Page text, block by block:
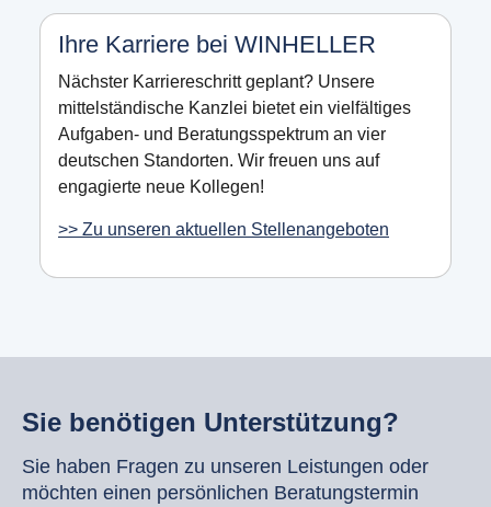
Ihre Karriere bei WINHELLER
Nächster Karriereschritt geplant? Unsere
mittelständische Kanzlei bietet ein vielfältiges
Aufgaben- und Beratungsspektrum an vier
deutschen Standorten. Wir freuen uns auf
engagierte neue Kollegen!
>> Zu unseren aktuellen Stellenangeboten
Sie benötigen Unterstützung?
Sie haben Fragen zu unseren Leistungen oder
möchten einen persönlichen Beratungstermin